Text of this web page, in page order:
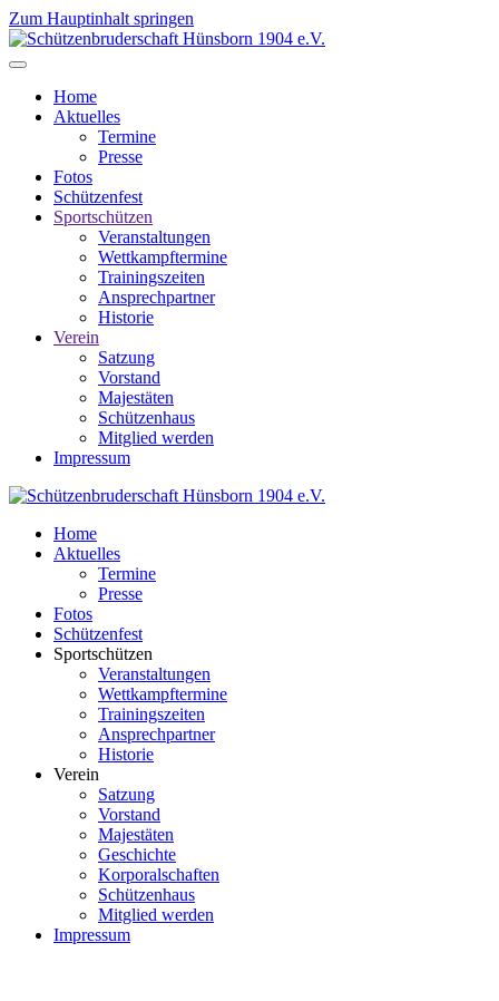
Zum Hauptinhalt springen
Home
Aktuelles
Termine
Presse
Fotos
Schützenfest
Sportschützen
Veranstaltungen
Wettkampftermine
Trainingszeiten
Ansprechpartner
Historie
Verein
Satzung
Vorstand
Majestäten
Schützenhaus
Mitglied werden
Impressum
Home
Aktuelles
Termine
Presse
Fotos
Schützenfest
Sportschützen
Veranstaltungen
Wettkampftermine
Trainingszeiten
Ansprechpartner
Historie
Verein
Satzung
Vorstand
Majestäten
Geschichte
Korporalschaften
Schützenhaus
Mitglied werden
Impressum